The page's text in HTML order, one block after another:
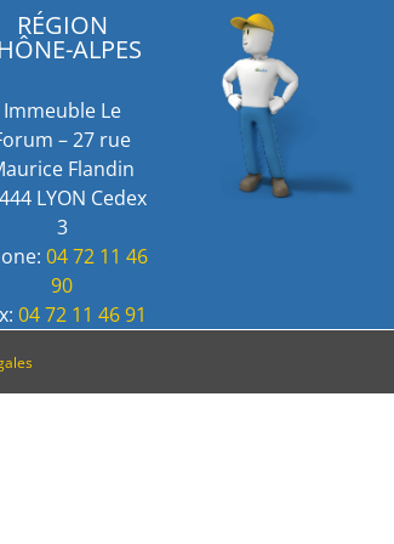
RÉGION
ALPES
Immeuble Le
– 27 rue
Flandin
LYON Cedex
3
04 72 11 46
90
04 72 11 46 91